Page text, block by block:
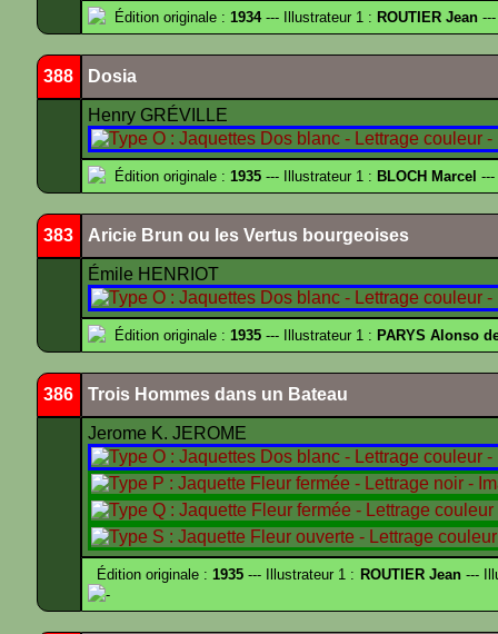
Édition originale : 1934--- Illustrateur 1 : ROUTIER Jean ---
388 Dosia
Henry GRÉVILLE
Édition originale : 1935 --- Illustrateur 1 : BLOCH Marcel ---
383 Aricie Brun ou les Vertus bourgeoises
Émile HENRIOT
Édition originale : 1935 --- Illustrateur 1 : PARYS Alonso
386 Trois Hommes dans un Bateau
Jerome K. JEROME
Édition originale :1935 --- Illustrateur 1 : ROUTIER Jean---
-